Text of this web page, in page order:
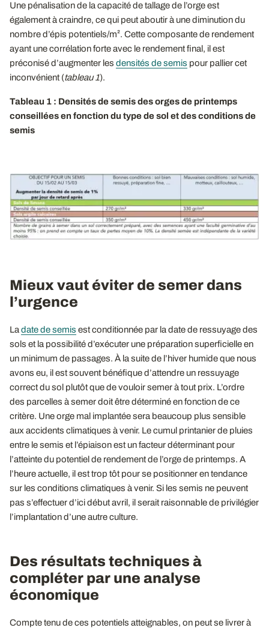
Une pénalisation de la capacité de tallage de l’orge est
également à craindre, ce qui peut aboutir à une diminution du
nombre d’épis potentiels/m². Cette composante de rendement
ayant une corrélation forte avec le rendement final, il est
préconisé d’augmenter les densités de semis pour pallier cet
inconvénient (tableau 1).
Tableau 1 : Densités de semis des orges de printemps
conseillées en fonction du type de sol et des conditions de
semis
Mieux vaut éviter de semer dans
l’urgence
La date de semis est conditionnée par la date de ressuyage des
sols et la possibilité d’exécuter une préparation superficielle en
un minimum de passages. À la suite de l’hiver humide que nous
avons eu, il est souvent bénéfique d’attendre un ressuyage
correct du sol plutôt que de vouloir semer à tout prix. L’ordre
des parcelles à semer doit être déterminé en fonction de ce
critère. Une orge mal implantée sera beaucoup plus sensible
aux accidents climatiques à venir. Le cumul printanier de pluies
entre le semis et l’épiaison est un facteur déterminant pour
l’atteinte du potentiel de rendement de l’orge de printemps. A
l’heure actuelle, il est trop tôt pour se positionner en tendance
sur les conditions climatiques à venir. Si les semis ne peuvent
pas s’effectuer d’ici début avril, il serait raisonnable de privilégier
l’implantation d’une autre culture.
Des résultats techniques à
compléter par une analyse
économique
Compte tenu de ces potentiels atteignables, on peut se livrer à